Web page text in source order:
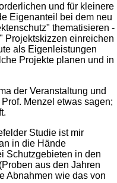
und für kleinere
Eigenanteil bei dem neu
thematisieren -
Projektskizzen einreichen
als Eigenleistungen
Projekte planen und in
der Veranstaltung und
Menzel etwas sagen;
Studie ist mir
in die Hände
Schutzgebieten in den
aus den Jahren
Abnahmen wie das von